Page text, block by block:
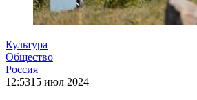
Культура
Общество
Россия
12:5315 июл 2024